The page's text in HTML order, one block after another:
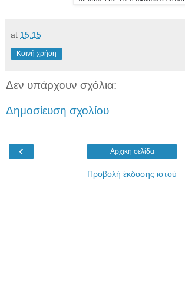
at 15:15
Κοινή χρήση
Δεν υπάρχουν σχόλια:
Δημοσίευση σχολίου
‹ Αρχική σελίδα
Προβολή έκδοσης ιστού